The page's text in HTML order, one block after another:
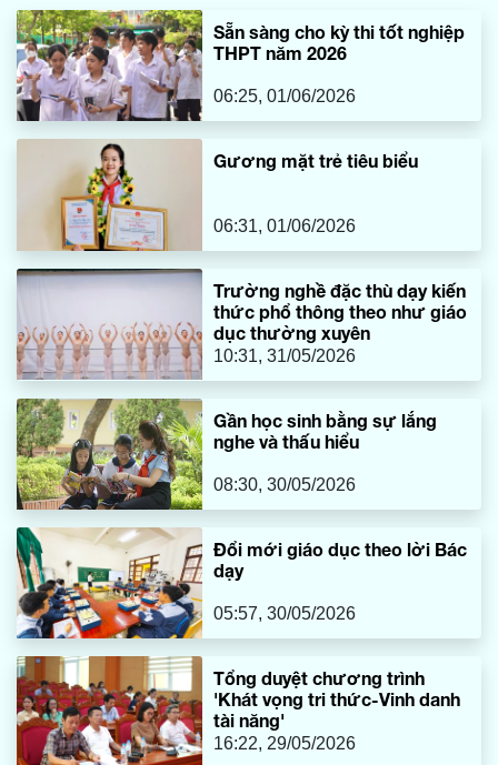
Sẵn sàng cho kỳ thi tốt nghiệp
THPT năm 2026
06:25, 01/06/2026
Gương mặt trẻ tiêu biểu
06:31, 01/06/2026
Trường nghề đặc thù dạy kiến
thức phổ thông theo như giáo
dục thường xuyên
10:31, 31/05/2026
Gần học sinh bằng sự lắng
nghe và thấu hiểu
08:30, 30/05/2026
Đổi mới giáo dục theo lời Bác
dạy
05:57, 30/05/2026
Tổng duyệt chương trình
'Khát vọng tri thức-Vinh danh
tài năng'
16:22, 29/05/2026